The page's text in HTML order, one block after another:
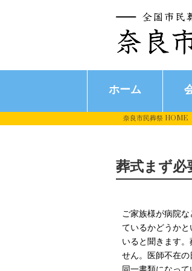
ホーム
奈良市民葬祭 HOME
葬式まず必
ご家族様が病院
ているかどうか
いると聞きます
せん。医師不在